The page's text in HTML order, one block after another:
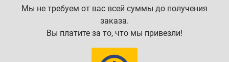
Мы не требуем от вас всей суммы до получения
заказа.
Вы платите за то, что мы привезли!